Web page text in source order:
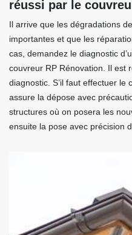
réussi par le
Il arrive que les dégradations
importantes et que les
cas, demandez le diagnostic
couvreur RP Rénovation. Il est
diagnostic. S’il faut effectuer
assure la dépose avec
structures où on posera les
ensuite la pose avec précision